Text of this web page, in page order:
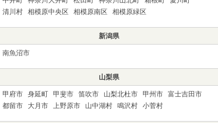
清川村
相模原中央区 相模原南区 相模原緑区
新潟県
南魚沼市
山梨県
甲府市 身延町 甲斐市 笛吹市 山梨北杜市 甲州市
富士吉田市
都留市
大月市 上野原市 山中湖村 鳴沢村 小菅村